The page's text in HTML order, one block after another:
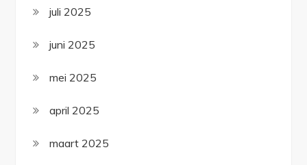
juli 2025
juni 2025
mei 2025
april 2025
maart 2025